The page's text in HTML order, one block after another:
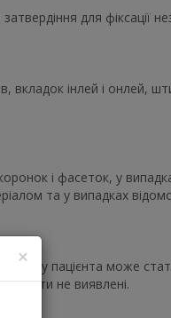
для фіксації
вкладок інлей і онлей,
і фасеток, у
та у випадках
у пацієнта може
ефекти не виявлені.
×